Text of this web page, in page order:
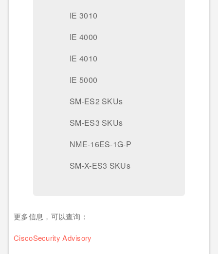
IE 3010
IE 4000
IE 4010
IE 5000
SM-ES2 SKUs
SM-ES3 SKUs
NME-16ES-1G-P
SM-X-ES3 SKUs
更多信息，可以查询：
CiscoSecurity Advisory